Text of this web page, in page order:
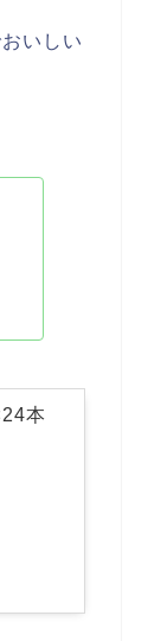
いしい
本